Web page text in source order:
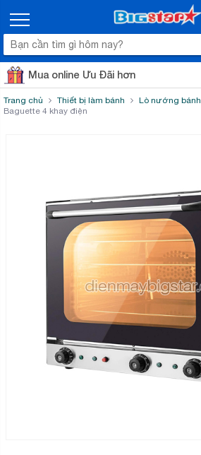
Mua online Ưu Đãi hơn
Trang chủ Thiết bị làm bánh Lò nướng bánh
Baguette 4 khay điện